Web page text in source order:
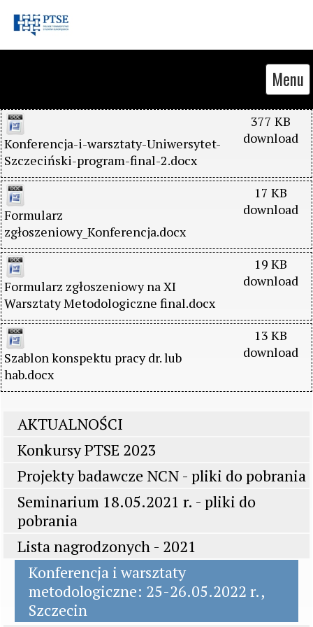
Menu
Konferencja-i-warsztaty-Uniwersytet-
Szczeciński-program-final-2.docx
377 KB
download
Formularz
zgłoszeniowy_Konferencja.docx
17 KB
download
Formularz zgłoszeniowy na XI
Warsztaty Metodologiczne final.docx
19 KB
download
Szablon konspektu pracy dr. lub
hab.docx
13 KB
download
AKTUALNOŚCI
Konkursy PTSE 2023
Projekty badawcze NCN - pliki do pobrania
Seminarium 18.05.2021 r. - pliki do
pobrania
Lista nagrodzonych - 2021
Konferencja i warsztaty
metodologiczne: 25-26.05.2022 r.,
Szczecin